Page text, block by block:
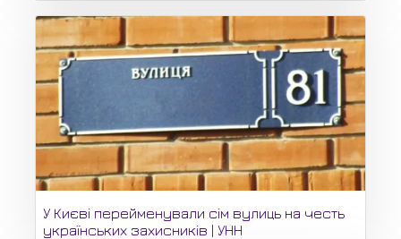
У Києві перейменували сім вулиць на честь
українських захисників | УНН